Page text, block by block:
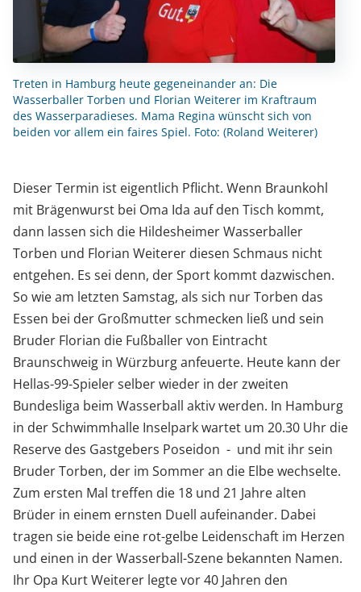
Treten in Hamburg heute gegeneinander an: Die
Wasserballer Torben und Florian Weiterer im Kraftraum
des Wasserparadieses. Mama Regina wünscht sich von
beiden vor allem ein faires Spiel. Foto: (Roland Weiterer)
Dieser Termin ist eigentlich Pflicht. Wenn Braunkohl
mit Brägenwurst bei Oma Ida auf den Tisch kommt,
dann lassen sich die Hildesheimer Wasserballer
Torben und Florian Weiterer diesen Schmaus nicht
entgehen. Es sei denn, der Sport kommt dazwischen.
So wie am letzten Samstag, als sich nur Torben das
Essen bei der Großmutter schmecken ließ und sein
Bruder Florian die Fußballer von Eintracht
Braunschweig in Würzburg anfeuerte. Heute kann der
Hellas-99-Spieler selber wieder in der zweiten
Bundesliga beim Wasserball aktiv werden. In Hamburg
in der Schwimmhalle Inselpark wartet um 20.30 Uhr die
Reserve des Gastgebers Poseidon - und mit ihr sein
Bruder Torben, der im Sommer an die Elbe wechselte.
Zum ersten Mal treffen die 18 und 21 Jahre alten
Brüder in einem ernsten Duell aufeinander. Dabei
tragen sie beide eine rot-gelbe Leidenschaft im Herzen
und einen in der Wasserball-Szene bekannten Namen.
Ihr Opa Kurt Weiterer legte vor 40 Jahren den